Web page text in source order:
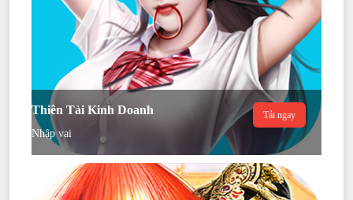
Thiên Tài Kinh Doanh
Nhập vai
Tải ngay